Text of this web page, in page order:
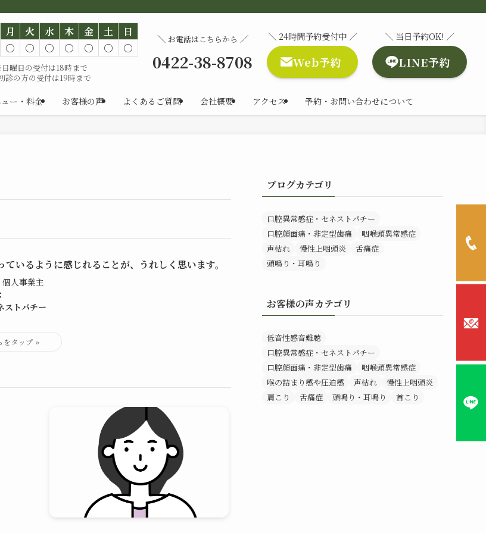
ー・料金 お客様の声 よくあるご質問 会社概要 アクセス 予約・お問い合わせについて
月 火 水 木 金 土
日
○ ○ ○ ○ ○ ○ ○
曜日の受付は18時まで
診の方の受付は19時まで
＼ お電話はこちらから ／
0422-38-8708
＼ 24時間予約受付中 ／
Web予約
＼ 当日予約OK! ／
LINE予約
ているように感じれることが、うれしく思います。
人事業主
ストパチー
ブログカテゴリ
口腔異常感症・セネストパチー
口腔顔面痛・非定型歯痛
咽喉頭異常感症
声枯れ
慢性上咽頭炎
舌痛症
頭鳴り・耳鳴り
お客様の声カテゴリ
低音性感音難聴
口腔異常感症・セネストパチー
口腔顔面痛・非定型歯痛
咽喉頭異常感症
喉の詰まり感や圧迫感
声枯れ
慢性上咽頭炎
肩こり
舌痛症 頭鳴り・耳鳴り 首こり